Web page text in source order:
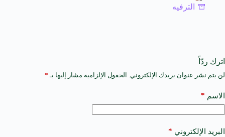
الترفيه
اترك ردّاً
لن يتم نشر عنوان بريدك الإلكتروني. الحقول الإلزامية مشار إليها بـ *
الاسم *
البريد الإلكتروني *
A
t
e
a